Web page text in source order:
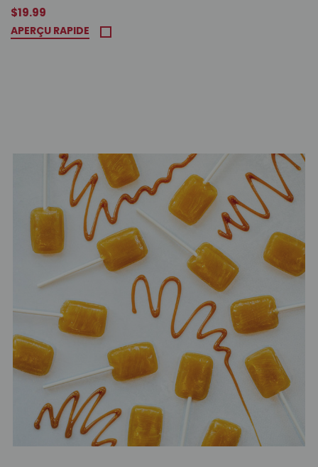
$19.99
APERÇU RAPIDE